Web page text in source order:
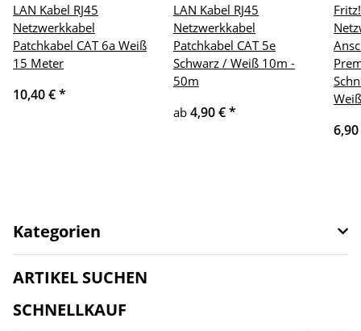
LAN Kabel RJ45
Netzwerkkabel
Patchkabel CAT 6a Weiß
15 Meter
10,40 €*
LAN Kabel RJ45
Netzwerkkabel
Patchkabel CAT 5e
Schwarz / Weiß 10m -
50m
ab 4,90 €*
Kategorien
ARTIKEL SUCHEN
SCHNELLKAUF